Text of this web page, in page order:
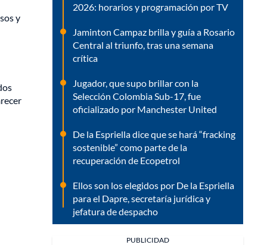
y
2026: horarios y programación por TV
Jaminton Campaz brilla y guía a Rosario
Central al triunfo, tras una semana
crítica
Jugador, que supo brillar con la
Selección Colombia Sub-17, fue
oficializado por Manchester United
De la Espriella dice que se hará “fracking
sostenible” como parte de la
recuperación de Ecopetrol
Ellos son los elegidos por De la Espriella
para el Dapre, secretaría jurídica y
jefatura de despacho
PUBLICIDAD